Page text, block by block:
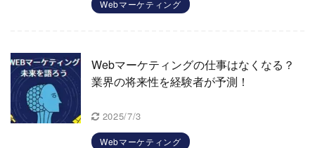
Webマーケティング
Webマーケティングの仕事はなくなる？
業界の将来性を経験者が予測！
2025/7/3
Webマーケティング